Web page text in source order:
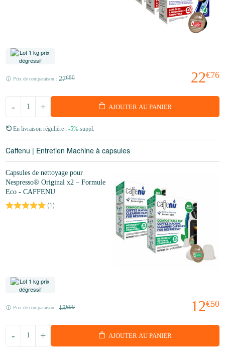
22€76
Prix de comparaison : 27€80
+
- AJOUTER AU PANIER
En livraison régulière : -5% suppl.
Caffenu | Entretien Machine à capsules
Capsules de nettoyage pour
Nespresso® Original x2 – Formule
Eco - CAFFENU
(1)
12€50
Prix de comparaison : 13€90
+
- AJOUTER AU PANIER